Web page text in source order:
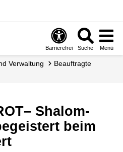
Barrierefrei Suche Menü
Verwaltung
Beauftragte
beim